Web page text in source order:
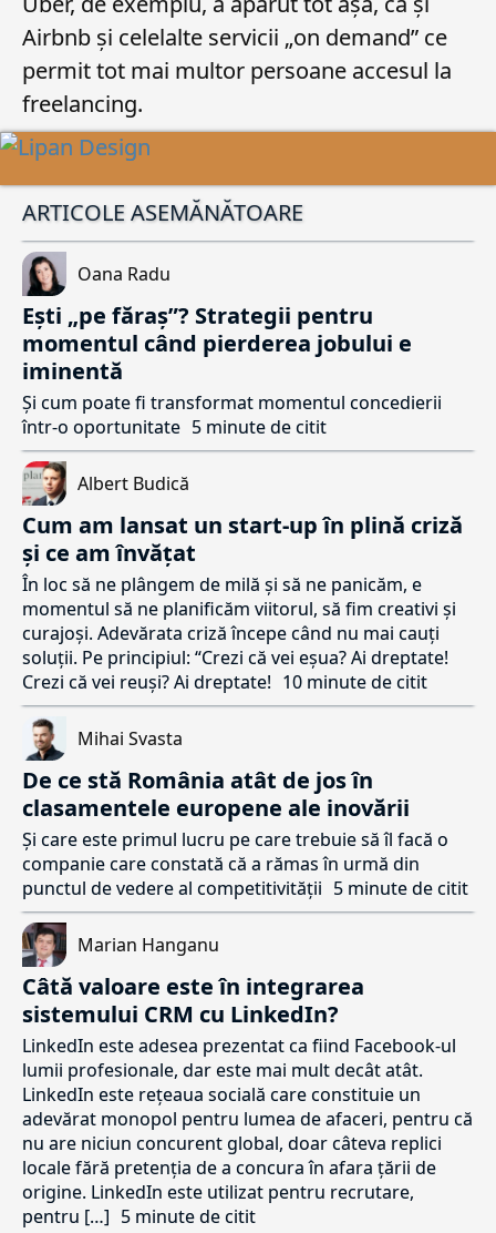
Airbnb și celelalte servicii „on demand” ce
permit tot mai multor persoane accesul la
freelancing.
ARTICOLE ASEMĂNĂTOARE
Oana Radu
Ești „pe făraș”? Strategii pentru
momentul când pierderea jobului e
iminentă
Și cum poate fi transformat momentul concedierii
într-o oportunitate 5 minute de citit
Albert Budică
Cum am lansat un start-up în plină criză
și ce am învățat
În loc să ne plângem de milă și să ne panicăm, e
momentul să ne planificăm viitorul, să fim creativi și
curajoși. Adevărata criză începe când nu mai cauți
soluții. Pe principiul: “Crezi că vei eșua? Ai dreptate!
Crezi că vei reuși? Ai dreptate! 10 minute de citit
Mihai Svasta
De ce stă România atât de jos în
clasamentele europene ale inovării
Și care este primul lucru pe care trebuie să îl facă o
companie care constată că a rămas în urmă din
punctul de vedere al competitivității 5 minute de citit
Marian Hanganu
Câtă valoare este în integrarea
sistemului CRM cu LinkedIn?
LinkedIn este adesea prezentat ca fiind Facebook-ul
lumii profesionale, dar este mai mult decât atât.
LinkedIn este rețeaua socială care constituie un
adevărat monopol pentru lumea de afaceri, pentru că
nu are niciun concurent global, doar câteva replici
locale fără pretenția de a concura în afara țării de
origine. LinkedIn este utilizat pentru recrutare,
pentru […] 5 minute de citit